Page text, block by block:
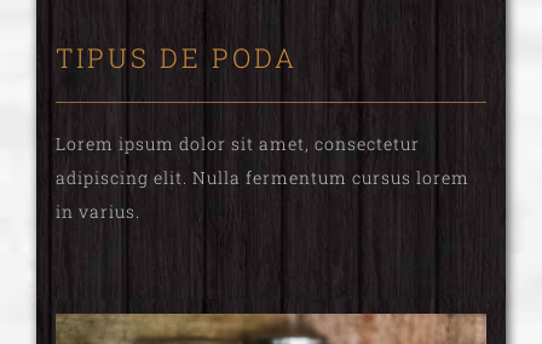
TIPUS DE PODA
Lorem ipsum dolor sit amet, consectetur
adipiscing elit. Nulla fermentum cursus lorem
in varius.